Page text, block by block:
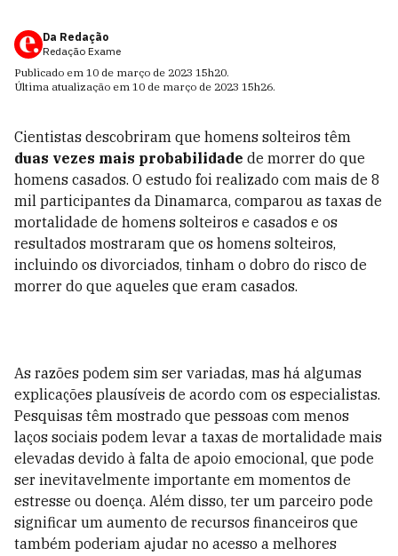
Da Redação
Redação Exame
Publicado em 10 de março de 2023 15h20.
Última atualização em 10 de março de 2023 15h26.
Cientistas descobriram que homens solteiros têm
duas vezes mais probabilidade de morrer do que
homens casados. O estudo foi realizado com mais de 8
mil participantes da Dinamarca, comparou as taxas de
mortalidade de homens solteiros e casados e os
resultados mostraram que os homens solteiros,
incluindo os divorciados, tinham o dobro do risco de
morrer do que aqueles que eram casados.
As razões podem sim ser variadas, mas há algumas
explicações plausíveis de acordo com os especialistas.
Pesquisas têm mostrado que pessoas com menos
laços sociais podem levar a taxas de mortalidade mais
elevadas devido à falta de apoio emocional, que pode
ser inevitavelmente importante em momentos de
estresse ou doença. Além disso, ter um parceiro pode
significar um aumento de recursos financeiros que
também poderiam ajudar no acesso a melhores